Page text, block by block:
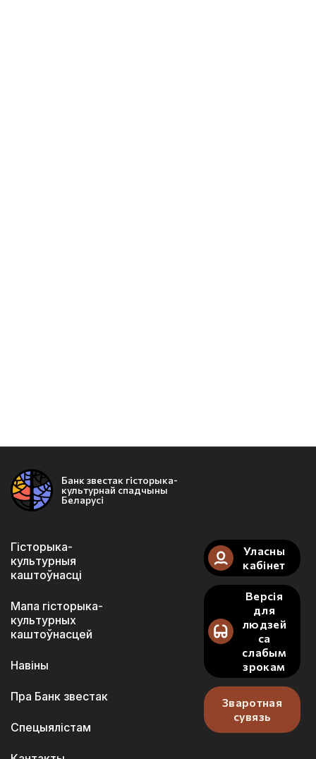
Банк звестак гісторыка-
культурнай спадчыны
Беларусі
Гісторыка-
культурныя
каштоўнасці
Мапа гісторыка-
культурных
каштоўнасцей
Навіны
Пра Банк звестак
Спецыялістам
Уласны
кабінет
Версія
для
людзей
са
слабым
зрокам
Зваротная
сувязь